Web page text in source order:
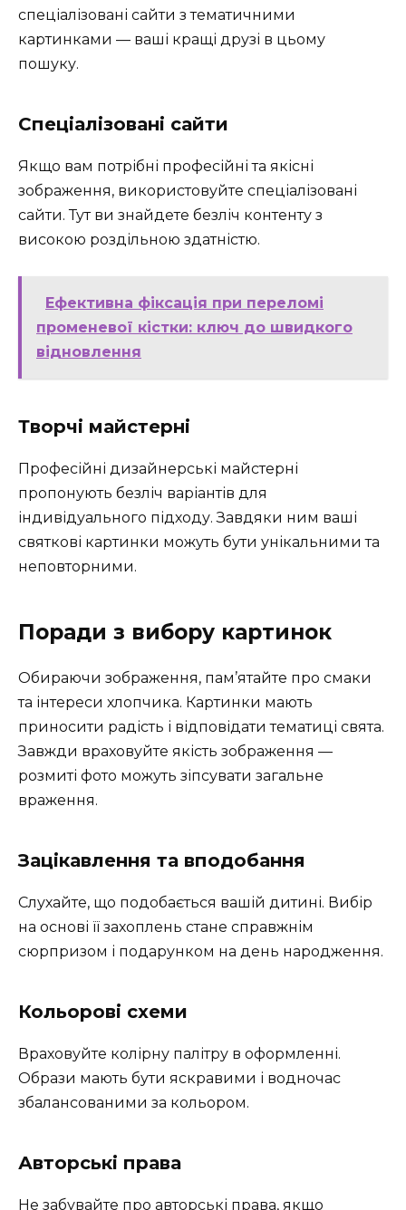
спеціалізовані сайти з тематичними
картинками — ваші кращі друзі в цьому
пошуку.
Спеціалізовані сайти
Якщо вам потрібні професійні та якісні
зображення, використовуйте спеціалізовані
сайти. Тут ви знайдете безліч контенту з
високою роздільною здатністю.
Ефективна фіксація при переломі
променевої кістки: ключ до швидкого
відновлення
Творчі майстерні
Професійні дизайнерські майстерні
пропонують безліч варіантів для
індивідуального підходу. Завдяки ним ваші
святкові картинки можуть бути унікальними та
неповторними.
Поради з вибору картинок
Обираючи зображення, пам’ятайте про смаки
та інтереси хлопчика. Картинки мають
приносити радість і відповідати тематиці свята.
Завжди враховуйте якість зображення —
розмиті фото можуть зіпсувати загальне
враження.
Зацікавлення та вподобання
Слухайте, що подобається вашій дитині. Вибір
на основі її захоплень стане справжнім
сюрпризом і подарунком на день народження.
Кольорові схеми
Враховуйте колірну палітру в оформленні.
Образи мають бути яскравими і водночас
збалансованими за кольором.
Авторські права
Не забувайте про авторські права, якщо